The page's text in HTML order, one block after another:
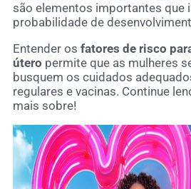
são elementos importantes que
probabilidade de
Entender os fatores de risco
útero permite que as mulheres
busquem os cuidados
regulares e vacinas. Continue
mais sobre!